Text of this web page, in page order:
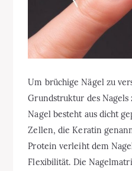
Um brüchige Nägel zu
Grundstruktur des
Nagel besteht aus dicht
Zellen, die Keratin
Protein verleiht dem
Flexibilität. Die